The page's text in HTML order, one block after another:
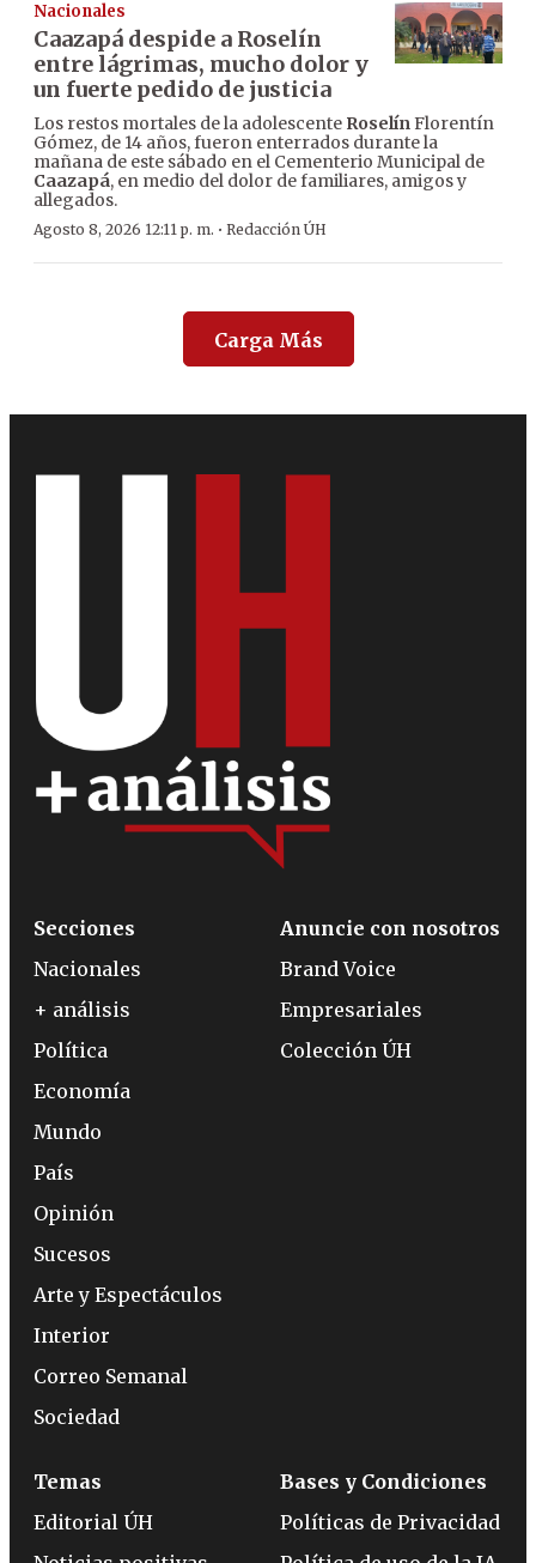
Nacionales
Caazapá despide a Roselín
entre lágrimas, mucho dolor y
un fuerte pedido de justicia
Los restos mortales de la adolescente RoselínFlorentín
Gómez, de 14 años, fueron enterrados durante la
mañana de este sábado en el Cementerio Municipal de
Caazapá, en medio del dolor de familiares, amigos y
allegados.
Agosto 8, 2026 12:11 p. m. · Redacción ÚH
Carga Más
Secciones
Nacionales
+ análisis
Política
Economía
Mundo
País
Opinión
Sucesos
Arte y Espectáculos
Interior
Correo Semanal
Sociedad
Anuncie con nosotros
Brand Voice
Empresariales
Colección ÚH
Temas
Editorial ÚH
Bases y Condiciones
Políticas de Privacidad